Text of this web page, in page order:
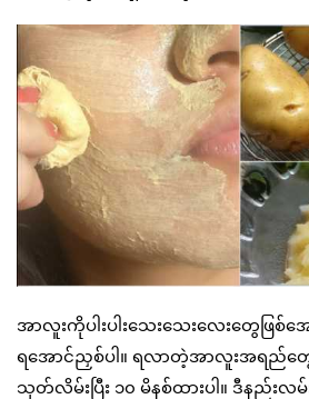
အာလူးကိုပါးပါးသေးသေးလေးတွေဖြစ်အေ
ရအောင်ညှစ်ပါ။ ရလာတဲ့အာလူးအရည်တွ
သုတ်လိမ်းပြီး ၁၀ မိနစ်ထားပါ။ ဒီနည်းလ